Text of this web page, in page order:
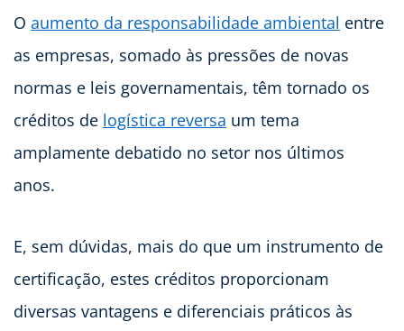
O aumento da responsabilidade ambiental entre
as empresas, somado às pressões de novas
normas e leis governamentais, têm tornado os
créditos de logística reversa um tema
amplamente debatido no setor nos últimos
anos.
E, sem dúvidas, mais do que um instrumento de
certificação, estes créditos proporcionam
diversas vantagens e diferenciais práticos às